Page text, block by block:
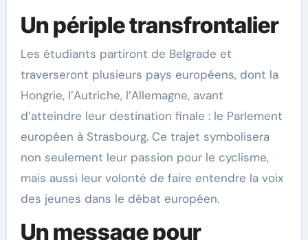
Un périple transfrontalier
Les étudiants partiront de Belgrade et
traverseront plusieurs pays européens, dont la
Hongrie, l’Autriche, l’Allemagne, avant
d’atteindre leur destination finale : le Parlement
européen à Strasbourg. Ce trajet symbolisera
non seulement leur passion pour le cyclisme,
mais aussi leur volonté de faire entendre la voix
des jeunes dans le débat européen.
Un message pour